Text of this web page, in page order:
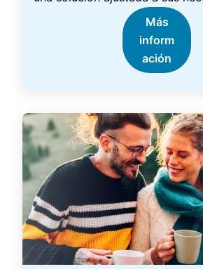
Más
inform
ación